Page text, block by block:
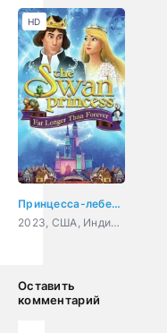
Принцесса-лебедь: Дольше, чем вечность
2023, США, Индия, Корея Южная, мультфильм, семейный
HD
Оставить
комментарий